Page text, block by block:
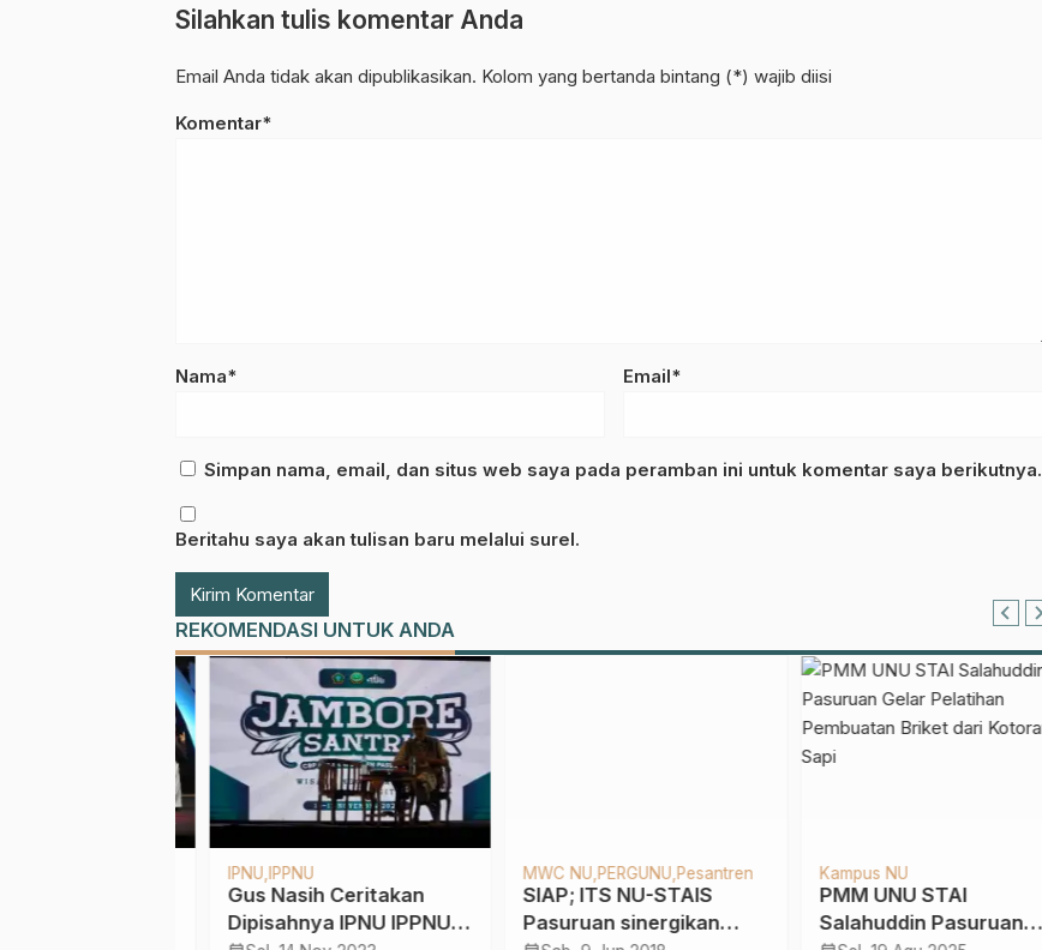
Silahkan tulis komentar Anda
Email Anda tidak akan dipublikasikan. Kolom yang bertanda bintang (*) wajib diisi
Komentar*
Nama* Email*
Simpan nama, email, dan situs web saya pada peramban ini untuk komentar saya berikutnya.
Beritahu saya akan tulisan baru melalui surel.
REKOMENDASI UNTUK ANDA
Kampus NU
PMM UNU STAI
Salahuddin Pasuruan
Berita Khazanah
Ramadhan Karim
Tiga Amalan Utama di
Bulan Ramadhan Ala
JQHNU
Dilantik, JQHNU
Pasuruan Diminta Kawal